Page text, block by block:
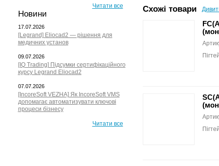
Читати все
Новини
17.07.2026
[Legrand] Eliocad2 — рішення для
медичних установ
09.07.2026
[IQ Trading] Підсумки сертифікаційного
курсу Legrand Eliocad2
07.07.2026
[IncoreSoft VEZHA] Як IncoreSoft VMS
допомагає автоматизувати ключові
процеси бізнесу
Читати все
Схожі товари